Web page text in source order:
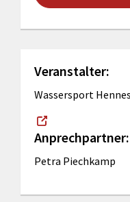
Veranstalter:
Wassersport
Anprechpartner:
Petra Piechkamp